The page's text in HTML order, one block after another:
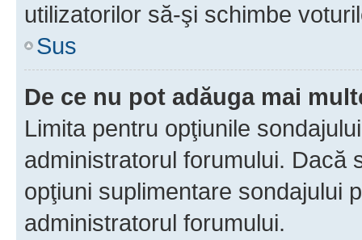
utilizatorilor să-şi schimbe
Sus
De ce nu pot adăuga mai
Limita pentru opţiunile
administratorul forumului. Dacă
opţiuni suplimentare sondajului
administratorul forumului.